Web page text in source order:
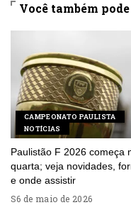
Você também
CAMPEONATO PAULISTA
NOTÍCIAS
Paulistão F 2026 começa
quarta; veja novidades,
e onde assistir
6 de maio de 2026